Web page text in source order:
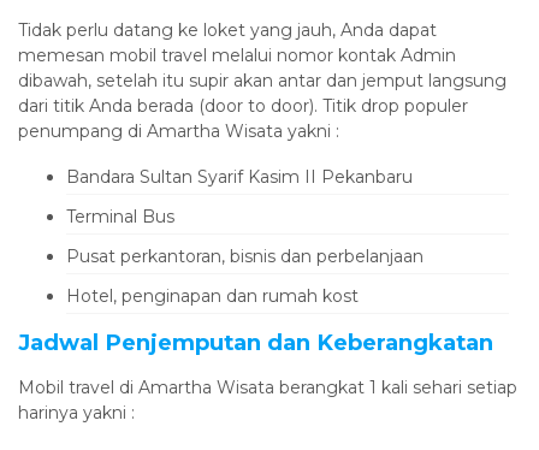
Tidak perlu datang ke loket yang jauh, Anda dapat
memesan mobil travel melalui nomor kontak Admin
dibawah, setelah itu supir akan antar dan jemput langsung
dari titik Anda berada (door to door). Titik drop populer
penumpang di Amartha Wisata yakni :
Bandara Sultan Syarif Kasim II Pekanbaru
Terminal Bus
Pusat perkantoran, bisnis dan perbelanjaan
Hotel, penginapan dan rumah kost
Jadwal Penjemputan dan Keberangkatan
Mobil travel di Amartha Wisata berangkat 1 kali sehari setiap
harinya yakni :